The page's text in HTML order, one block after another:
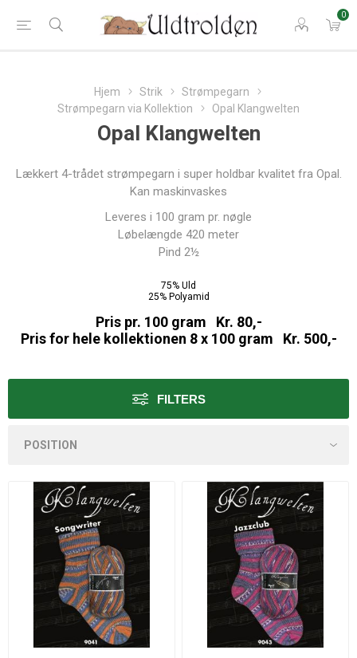
0
Hjem Strik
Strømpegarn
Strømpegarn via Kollektion
Opal Klangwelten
Opal Klangwelten
Lækkert 4-trådet strømpegarn i super holdbar kvalitet fra Opal.
Kan maskinvaskes
Leveres i 100 gram pr. nøgle
Løbelængde 420 meter
Pind 2½
75% Uld
25% Polyamid
Pris pr. 100 gram Kr. 80,-
Pris for hele kollektionen 8 x 100 gram Kr. 500,-
FILTERS